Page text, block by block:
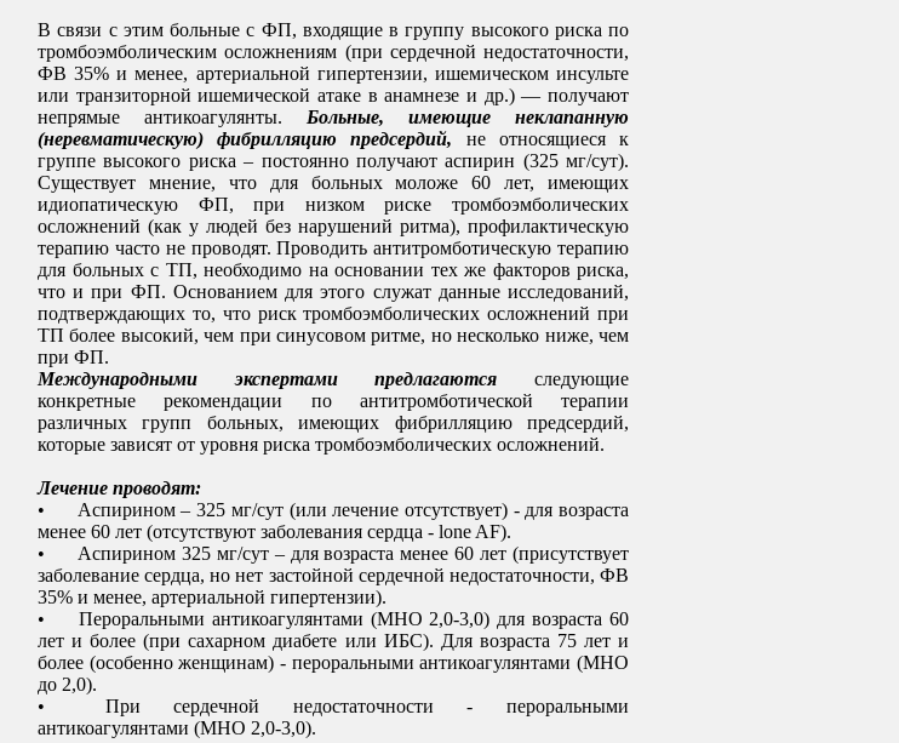
В связи с этим больные с ФП, входящие в группу высокого риска по
тромбоэмболическим осложнениям (при сердечной недостаточности,
ФВ 35% и менее, артериальной гипертензии, ишемическом инсульте
или транзиторной ишемической атаке в анамнезе и др.) — получают
непрямые антикоагулянты. Больные, имеющие неклапанную
(неревматическую) фибрилляцию предсердий, не относящиеся к
группе высокого риска – постоянно получают аспирин (325 мг/сут).
Существует мнение, что для больных моложе 60 лет, имеющих
идиопатическую ФП, при низком риске тромбоэмболических
осложнений (как у людей без нарушений ритма), профилактическую
терапию часто не проводят. Проводить антитромботическую терапию
для больных с ТП, необходимо на основании тех же факторов риска,
что и при ФП. Основанием для этого служат данные исследований,
подтверждающих то, что риск тромбоэмболических осложнений при
ТП более высокий, чем при синусовом ритме, но несколько ниже, чем
при ФП.
Международными экспертами предлагаются следующие
конкретные рекомендации по антитромботической терапии
различных групп больных, имеющих фибрилляцию предсердий,
которые зависят от уровня риска тромбоэмболических осложнений.
Лечение проводят:
•
Аспирином – 325 мг/сут (или лечение отсутствует) - для возраста
менее 60 лет (отсутствуют заболевания сердца - lone AF).
•
Аспирином 325 мг/сут – для возраста менее 60 лет (присутствует
заболевание сердца, но нет застойной сердечной недостаточности, ФВ
35% и менее, артериальной гипертензии).
•
Пероральными антикоагулянтами (МНО 2,0-3,0) для возраста 60
лет и более (при сахарном диабете или ИБС). Для возраста 75 лет и
более (особенно женщинам) - пероральными антикоагулянтами (МНО
до 2,0).
•
При сердечной недостаточности - пероральными
антикоагулянтами (МНО 2,0-3,0).